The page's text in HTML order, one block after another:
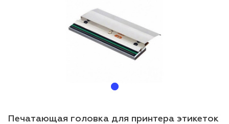
Печатающая головка для принтера этикеток